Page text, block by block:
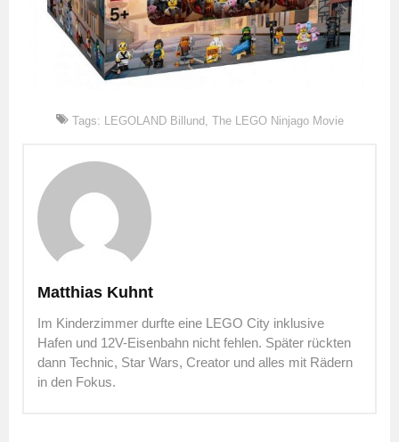
Tags: LEGOLAND Billund, The LEGO Ninjago Movie
Matthias Kuhnt
Im Kinderzimmer durfte eine LEGO City inklusive
Hafen und 12V-Eisenbahn nicht fehlen. Später rückten
dann Technic, Star Wars, Creator und alles mit Rädern
in den Fokus.